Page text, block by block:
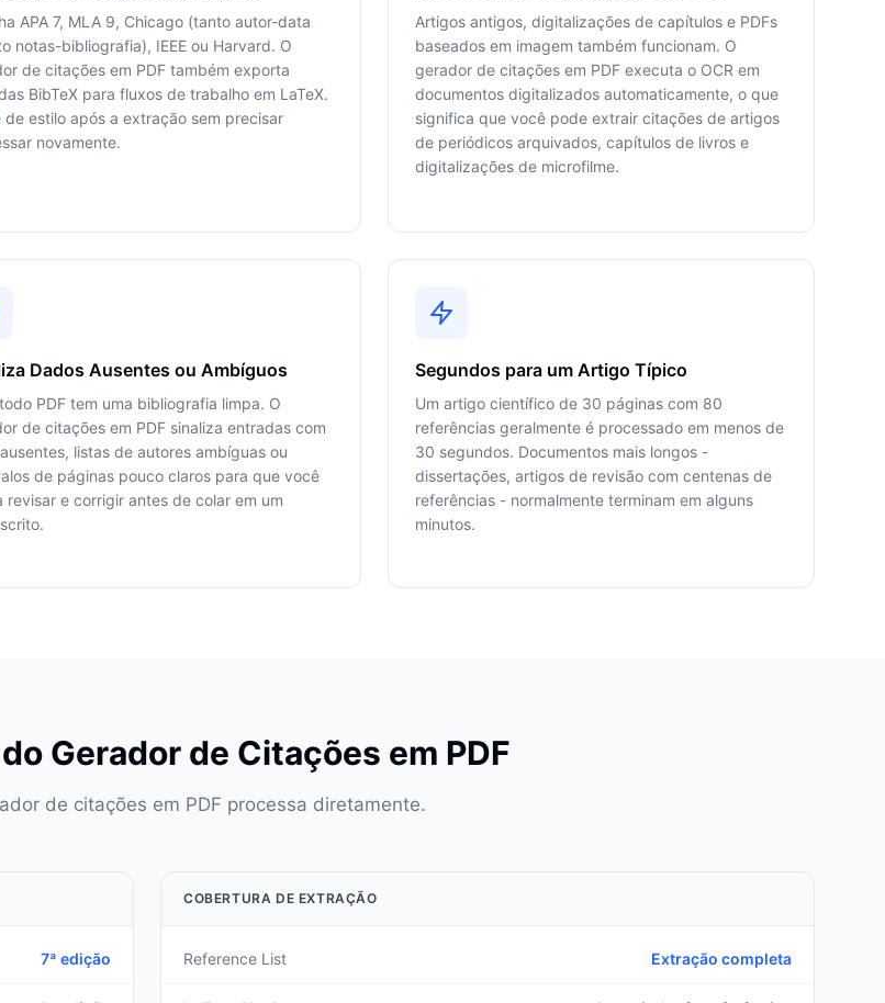
APA 7, MLA 9, Chicago (tanto autor-data
notas-bibliografia), IEEE ou Harvard. O
de citações em PDF também exporta
BibTeX para fluxos de trabalho em LaTeX.
de estilo após a extração sem precisar
novamente.
Artigos antigos, digitalizações de capítulos e PDFs
baseados em imagem também funcionam. O
gerador de citações em PDF executa o OCR em
documentos digitalizados automaticamente, o que
significa que você pode extrair citações de artigos
de periódicos arquivados, capítulos de livros e
digitalizações de microfilme.
Dados Ausentes ou Ambíguos
PDF tem uma bibliografia limpa. O
de citações em PDF sinaliza entradas com
listas de autores ambíguas ou
de páginas pouco claros para que você
revisar e corrigir antes de colar em um
Segundos para um Artigo Típico
Um artigo científico de 30 páginas com 80
referências geralmente é processado em menos de
30 segundos. Documentos mais longos -
dissertações, artigos de revisão com centenas de
referências - normalmente terminam em alguns
minutos.
Gerador de Citações em PDF
de citações em PDF processa diretamente.
7ª edição
COBERTURA DE EXTRAÇÃO
Reference List Extração completa